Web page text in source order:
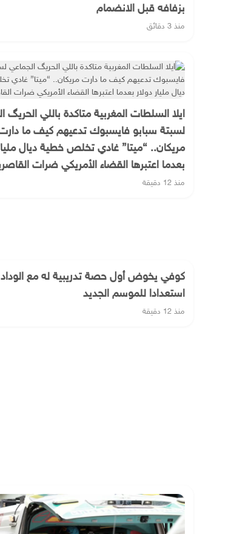
بزفافه قبل الانضمام
منذ 3 دقائق
ايلا السلطات المغربية متاكدة باللي الحريگ
لسبتة سبابو فايسبوك تدعيهم كيف ما
مريكان.. “ميتا” غادي تخلص خطية ديال
بعدما اعتبرها القضاء الأمريكي ضرات
منذ 12 دقيقة
كوفي يخوض أول حصة تدريبية له مع الوداد
استعدادا للموسم الجديد
منذ 12 دقيقة